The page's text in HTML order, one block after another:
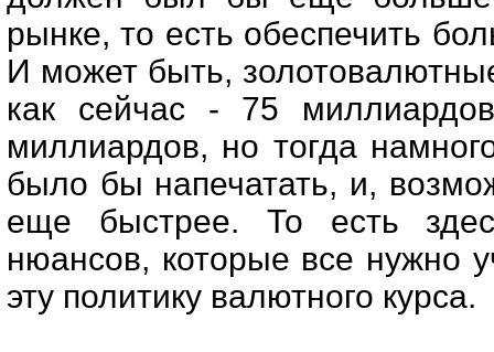
рынке, то есть обеспечить
И может быть,
как сейчас - 75
миллиардов, но тогда
было бы напечатать, и,
еще быстрее. То есть
нюансов, которые все нужно
эту политику валютного курса.